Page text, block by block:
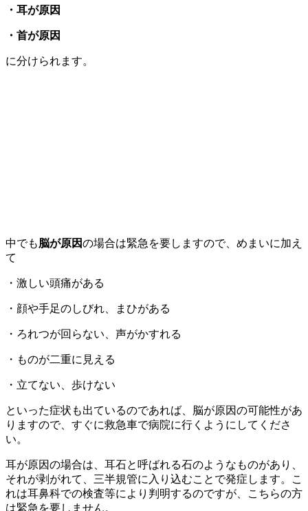
・耳が原因
・首が原因
に分けられます。
中でも脳が原因の場合は緊急を要しますので、めまいに加え
て
・激しい頭痛がある
・顔や手足のしびれ、まひがある
・ろれつが回らない、声がかすれる
・ものが二重に見える
・立てない、歩けない
といった症状も出ているのであれば、脳が原因の可能性があ
りますので、すぐに救急車で病院に行くようにしてくださ
い。
耳が原因の場合は、耳石と呼ばれる石のようなものがあり、
それが剥がれて、三半規管に入り込むことで発症します。こ
れは耳鼻科での検査等により判明するのですが、こちらの方
は緊急を要しません。